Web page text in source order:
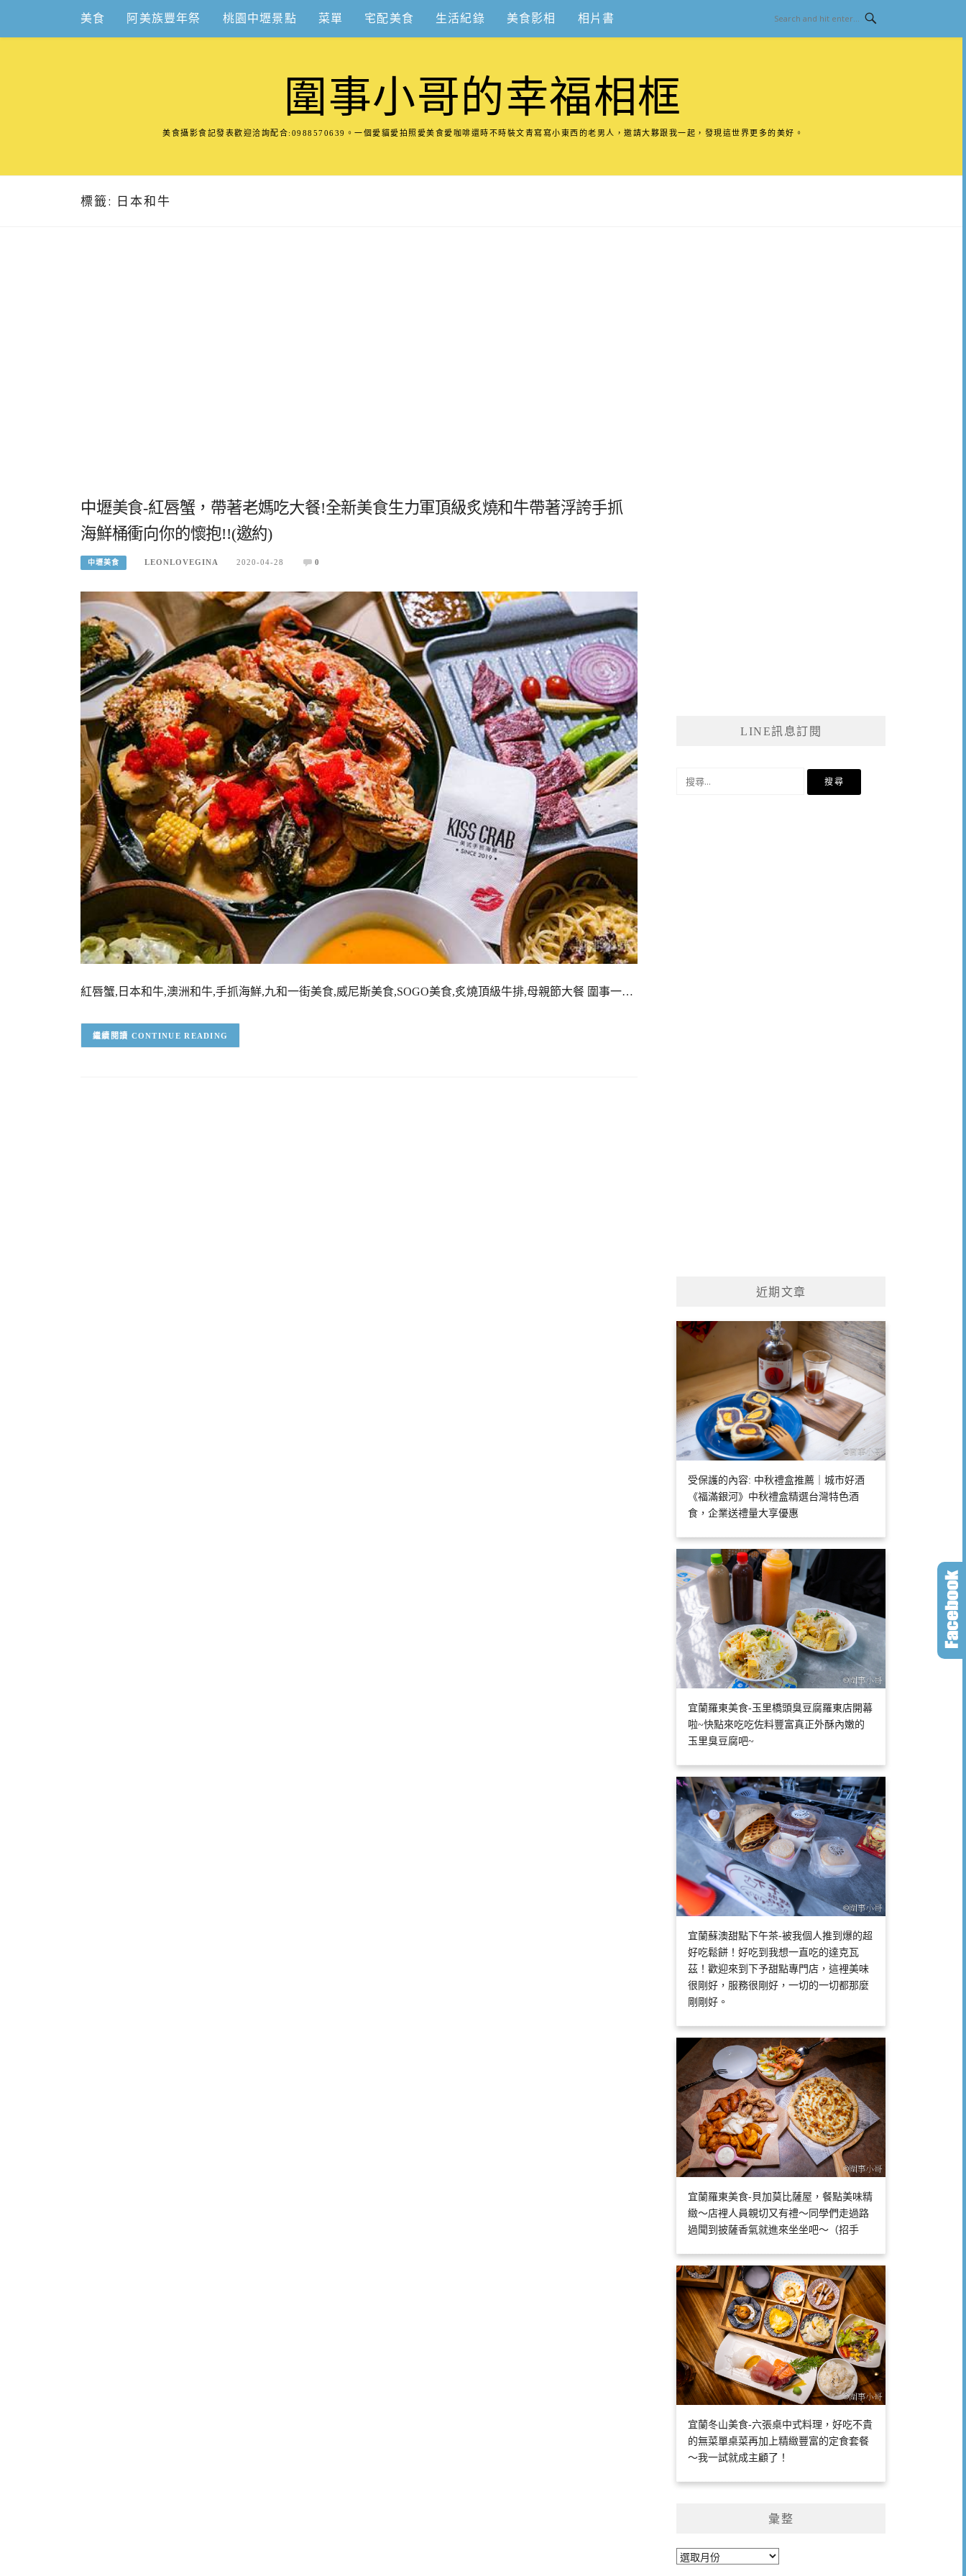
content
美食 阿美族豐年祭 桃園中壢景點 菜單 宅配美食 生活紀錄 美食影相 相片書
圍事小哥的幸福相框
美食攝影食記發表歡迎洽詢配合:0988570639。一個愛貓愛拍照愛美食愛咖啡還時不時裝文青寫寫小東西的老男人，邀請大夥跟我一起，發現這世界更多的美好。
標籤: 日本和牛
中壢美食-紅唇蟹，帶著老媽吃大餐!全新美食生力軍頂級炙燒和牛帶著浮誇手抓
海鮮桶衝向你的懷抱!!(邀約)
中壢美食 LEONLOVEGINA 2020-04-28 0
紅唇蟹,日本和牛,澳洲和牛,手抓海鮮,九和一街美食,威尼斯美食,SOGO美食,炙燒頂級牛排,母親節大餐 圍事一…
CONTINUE READING
LINE訊息訂閱
近期文章
受保護的內容: 中秋禮盒推薦｜城市好酒
《福滿銀河》中秋禮盒精選台灣特色酒
食，企業送禮量大享優惠
宜蘭羅東美食-玉里橋頭臭豆腐羅東店開幕
啦~快點來吃吃佐料豐富真正外酥內嫩的
玉里臭豆腐吧~
宜蘭蘇澳甜點下午茶-被我個人推到爆的超
好吃鬆餅！好吃到我想一直吃的達克瓦
茲！歡迎來到下予甜點專門店，這裡美味
很剛好，服務很剛好，一切的一切都那麼
剛剛好。
宜蘭羅東美食-貝加莫比薩屋，餐點美味精
緻～店裡人員親切又有禮～同學們走過路
過聞到披薩香氣就進來坐坐吧～（招手
宜蘭冬山美食-六張桌中式料理，好吃不貴
的無菜單桌菜再加上精緻豐富的定食套餐
～我一試就成主顧了！
彙整
彙